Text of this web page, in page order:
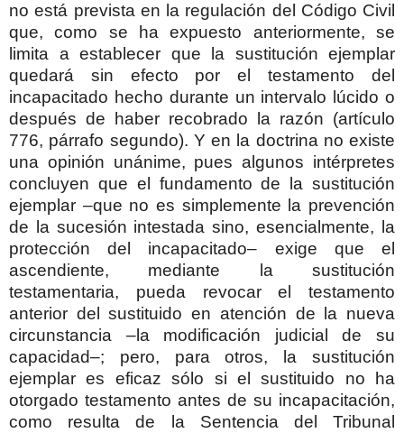
no está prevista en la regulación del Código Civil
que, como se ha expuesto anteriormente, se
limita a establecer que la sustitución ejemplar
quedará sin efecto por el testamento del
incapacitado hecho durante un intervalo lúcido o
después de haber recobrado la razón (artículo
776, párrafo segundo). Y en la doctrina no existe
una opinión unánime, pues algunos intérpretes
concluyen que el fundamento de la sustitución
ejemplar –que no es simplemente la prevención
de la sucesión intestada sino, esencialmente, la
protección del incapacitado– exige que el
ascendiente, mediante la sustitución
testamentaria, pueda revocar el testamento
anterior del sustituido en atención de la nueva
circunstancia –la modificación judicial de su
capacidad–; pero, para otros, la sustitución
ejemplar es eficaz sólo si el sustituido no ha
otorgado testamento antes de su incapacitación,
como resulta de la Sentencia del Tribunal